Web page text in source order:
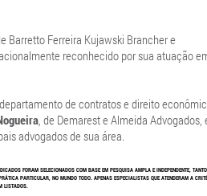
Barretto Ferreira Kujawski Brancher e
reconhecido por sua atuação
de contratos e direito
, de Demarest e Almeida Advogados,
advogados de sua área.
FORAM SELECIONADOS COM BASE EM PESQUISA AMPLA E INDEPENDENTE,
PARTICULAR, NO MUNDO TODO. APENAS ESPECIALISTAS QUE ATENDERAM A
LISTADOS.